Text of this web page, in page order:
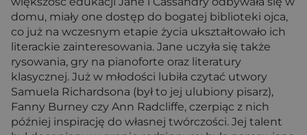
domu, miały one dostęp do bogatej biblioteki ojca,
co już na wczesnym etapie życia ukształtowało ich
literackie zainteresowania. Jane uczyła się także
rysowania, gry na pianoforte oraz literatury
klasycznej. Już w młodości lubiła czytać utwory
Samuela Richardsona (był to jej ulubiony pisarz),
Fanny Burney czy Ann Radcliffe, czerpiąc z nich
później inspirację do własnej twórczości. Jej talent